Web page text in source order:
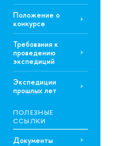
Положение о
конкурсе
Требования к
проведению
экспедиций
Экспедиции
прошлых лет
ПОЛЕЗНЫЕ
ССЫЛКИ
Документы